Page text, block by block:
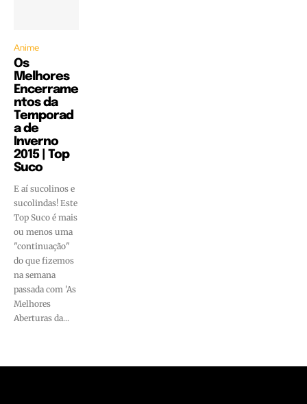
Anime
Os
Melhores
Encerrame
ntos da
Temporad
a de
Inverno
2015 | Top
Suco
E aí sucolinos e
sucolindas! Este
Top Suco é mais
ou menos uma
"continuação"
do que fizemos
na semana
passada com 'As
Melhores
Aberturas da...